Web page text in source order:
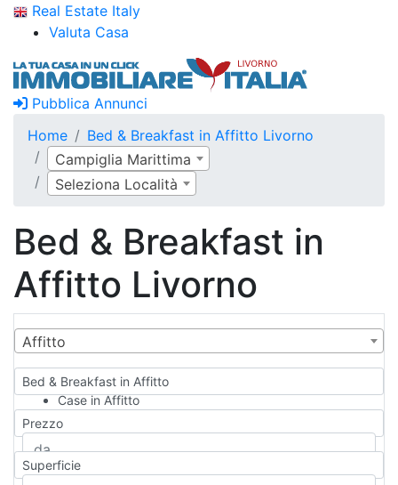
Real Estate Italy
Valuta Casa
Pubblica Annunci
Home
Bed & Breakfast in Affitto Livorno
Campiglia Marittima
Seleziona Località
Bed & Breakfast in
Affitto Livorno
Affitto
Bed & Breakfast in Affitto
Case in Affitto
Qualsiasi
Appartamento
Casa indipendente
Casa Semi-indipendente
Prezzo
Superficie